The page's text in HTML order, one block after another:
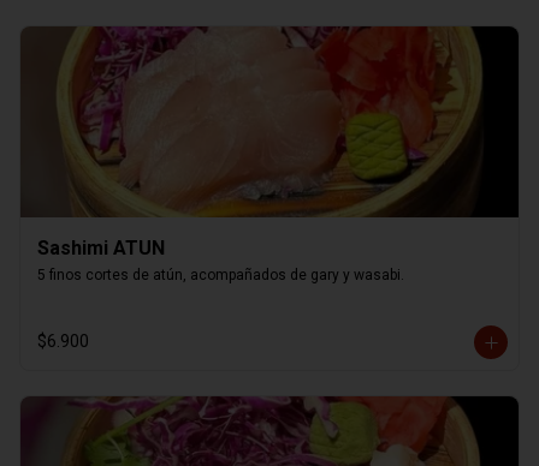
Sashimi ATUN
5 finos cortes de atún, acompañados de gary y wasabi.
$6.900